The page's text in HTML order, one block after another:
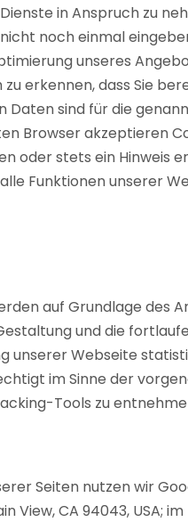
in Anspruch zu
noch einmal
unseres
erkennen, dass Sie
sind für die
Browser akzeptieren
oder stets ein Hinweis
Funktionen unserer
auf Grundlage des
und die
unserer Webseite
im Sinne der
Tools zu
Seiten nutzen wir
CA 94043, USA; im